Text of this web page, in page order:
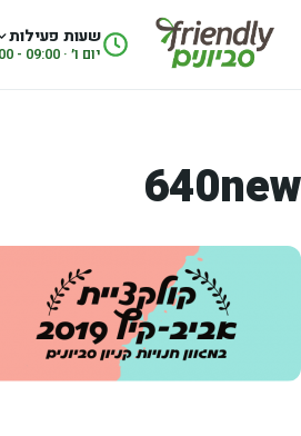
שעות פעילות
יום ו׳ · 09:00 - 15:00
640new